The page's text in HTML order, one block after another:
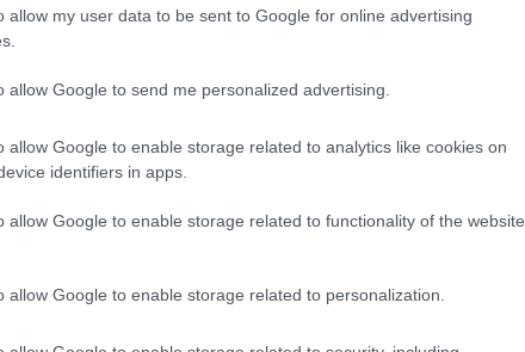
allow my user data to be sent to Google for online advertising
allow Google to send me personalized advertising.
allow Google to enable storage related to analytics like cookies on
identifiers in apps.
allow Google to enable storage related to functionality of the website
allow Google to enable storage related to personalization.
ELA
δισ. ευρ...
WSJ: Τα πέντε σημεία που πρέπει να
της ΕΚΤ